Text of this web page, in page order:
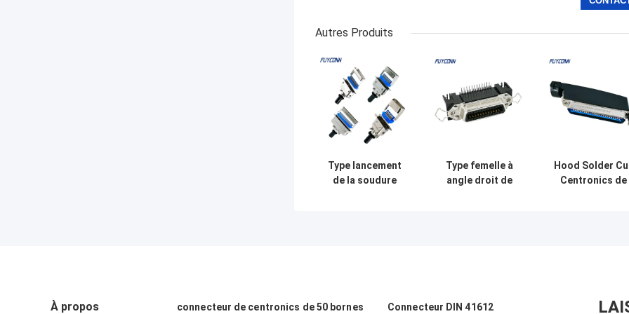
Autres Produits
Type lancement
de la soudure
Type femelle à
angle droit de
Hood Solder
Centronics de
À propos connecteur de centronics de 50 bornes Connecteur DIN 41612